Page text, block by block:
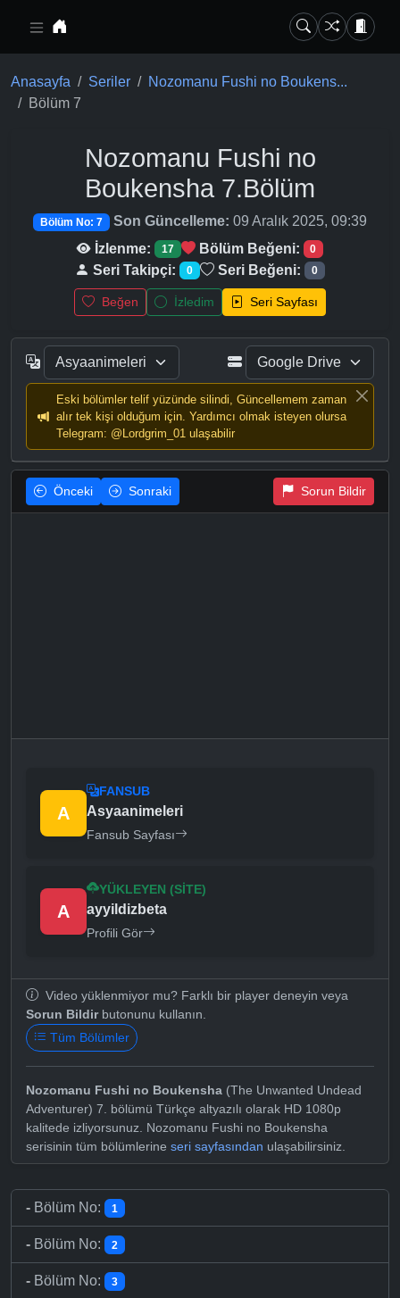
Anasayfa Seriler
Nozomanu Fushi no Boukens...
Bölüm 7
Nozomanu Fushi no
Boukensha 7.Bölüm
Bölüm No: 7 Son Güncelleme: 09 Aralık 2025, 09:39
İzlenme:
17 Bölüm Beğeni: 0
Seri Takipçi: 0 Seri Beğeni: 0
Beğen İzledim Seri Sayfası
Eski bölümler telif yüzünde silindi, Güncellemem zaman
alır tek kişi olduğum için. Yardımcı olmak isteyen olursa
Telegram: @Lordgrim_01 ulaşabilir
Önceki Sonraki Sorun Bildir
A
FANSUB
Asyaanimeleri
Fansub Sayfası
A
YÜKLEYEN (SITE)
ayyildizbeta
Profili Gör
Video yüklenmiyor mu? Farklı bir player deneyin veya
Sorun Bildirbutonunu kullanın.
Tüm Bölümler
Nozomanu Fushi no Boukensha (The Unwanted Undead
Adventurer) 7. bölümü Türkçe altyazılı olarak HD 1080p
kalitede izliyorsunuz. Nozomanu Fushi no Boukensha
serisinin tüm bölümlerine seri sayfasından ulaşabilirsiniz.
- Bölüm No: 1
- Bölüm No: 2
- Bölüm No: 3